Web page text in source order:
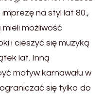
na styl lat 80.,
możliwość
i cieszyć się muzyką
lat. Inną
motyw karnawału w
się tylko do